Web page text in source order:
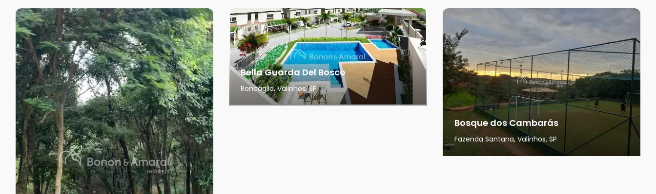
Bella Guarda Del Bosco
Roncáglia, Valinhos, SP
Bosque dos Cambarás
Fazenda Santana, Valinhos, SP